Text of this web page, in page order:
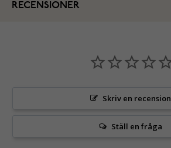
RECENSIONER
Skriv en recension
Ställ en fråga